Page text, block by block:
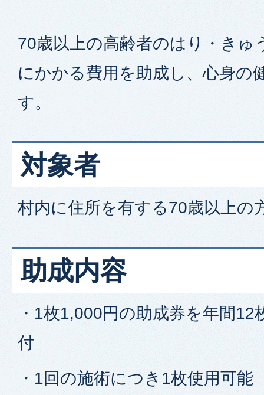
70歳以上の高齢者のはり・きゅ
にかかる費用を助成し、心身の
す。
対象者
村内に住所を有する70歳以上の
助成内容
・1枚1,000円の助成券を年間12
付
・1回の施術につき1枚使用可能